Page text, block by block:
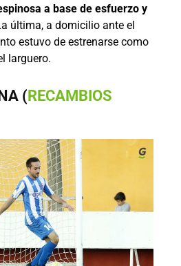
a base de esfuerzo y
última, a domicilio ante el
estuvo de estrenarse como
larguero.
(RECAMBIOS